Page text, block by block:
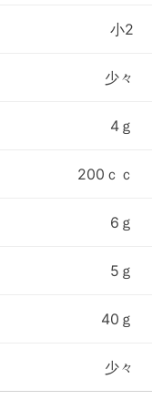
小2
少々
4ｇ
200ｃｃ
6ｇ
5ｇ
40ｇ
少々